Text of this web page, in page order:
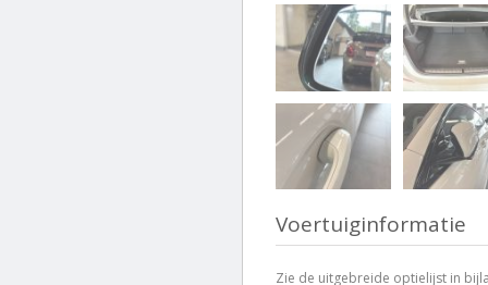
Voertuiginformatie
Zie de uitgebreide optielijst in